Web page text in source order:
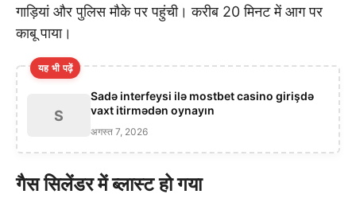
गाड़ियां और पुलिस मौके पर पहुंची। करीब 20 मिनट में आग पर
काबू पाया।
यह भी पढ़ें
S
Sadə interfeysi ilə mostbet casino girişdə
vaxt itirmədən oynayın
अगस्त 7, 2026
गैस सिलेंडर में ब्लास्ट हो गया